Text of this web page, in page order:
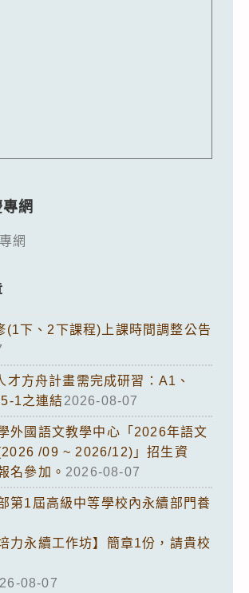
網
網
(1下、2下課程)上課時間調整公告
才方舟計畫需完成研習：A1、
1之連結2026-08-07
外國語文教學中心「2026年語文
/09 ~ 2026/12)」招生資
名參加。 2026-08-07
第1屆高級中等學校內永續部門養
力永續工作坊】簡章1份，請貴校
08-07